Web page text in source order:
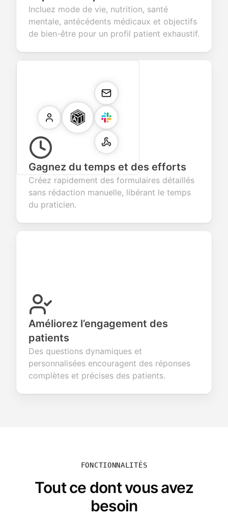
Incluez mode de vie, nutrition, santé
mentale, antécédents médicaux et objectifs
de bien-être pour un profil patient exhaustif.
Gagnez du temps et des efforts
Créez rapidement des formulaires détaillés
sans rédaction manuelle, libérant le temps
du praticien.
Améliorez l’engagement des
patients
Des questions dynamiques et
personnalisées encouragent des réponses
complètes et précises des patients.
FONCTIONNALITÉS
Tout ce dont vous avez
besoin